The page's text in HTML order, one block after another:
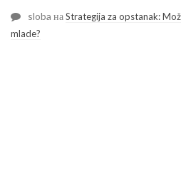
sloba наStrategija za opstanak:
mlade?